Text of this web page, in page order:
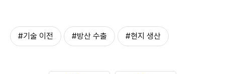
#기술 이전 #방산 수출 #현지 생산